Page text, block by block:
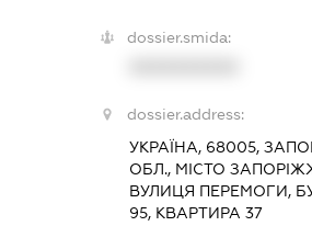
dossier.smida:
dossier.address:
УКРАЇНА, 68005,
ОБЛ., МІСТО
ВУЛИЦЯ ПЕРЕМОГИ,
95, КВАРТИРА 37